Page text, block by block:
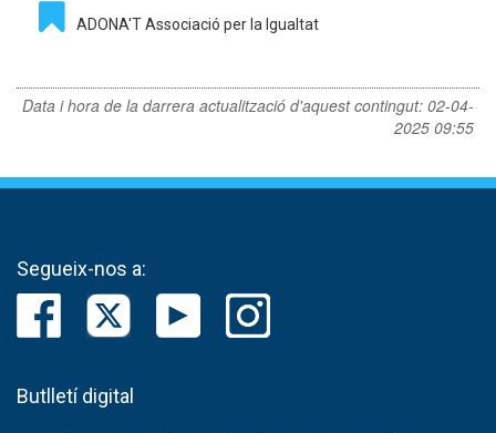
ADONA'T Associació per la Igualtat
Data i hora de la darrera actualització d'aquest contingut: 02-04-
2025 09:55
Segueix-nos a:
Butlletí digital